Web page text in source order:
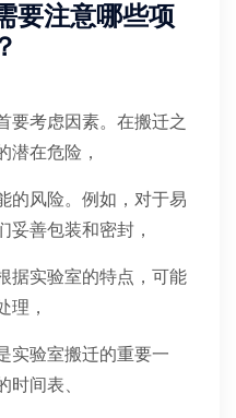
要注意哪些项
要考虑因素。在搬迁之
潜在危险，
的风险。例如，对于易
妥善包装和密封，
据实验室的特点，可能
理，
实验室搬迁的重要一
间表、